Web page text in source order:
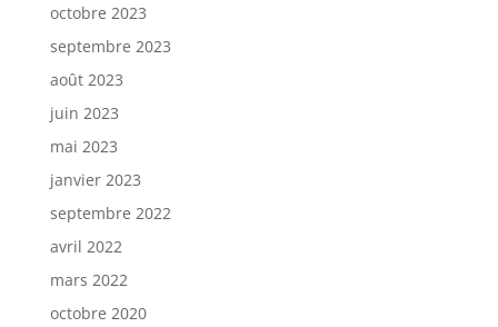
octobre 2023
septembre 2023
août 2023
juin 2023
mai 2023
janvier 2023
septembre 2022
avril 2022
mars 2022
octobre 2020